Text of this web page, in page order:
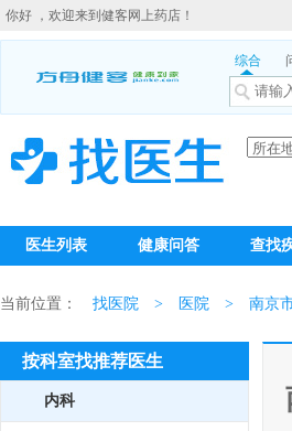
你好 ，欢迎来到健客网上药店！
综合
医生列表 健康问答 查找
当前位置： 找医院 > 医院 > 南京
按科室找推荐医生
内科